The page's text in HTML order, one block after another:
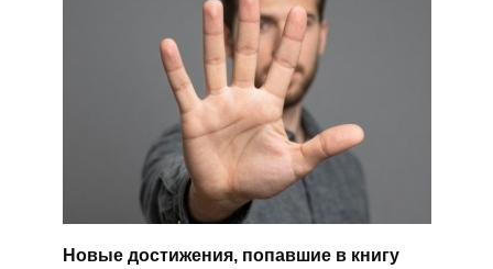
Новые достижения, попавшие в книгу